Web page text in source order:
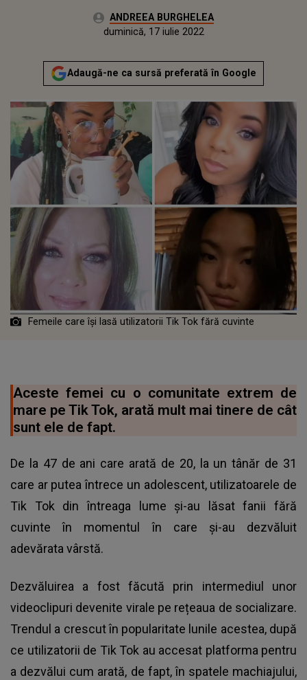
Autor:ANDREEA BURGHELEA
vineri, 11 decembrie 2020Actualizat:
duminică, 17 iulie 2022
Adaugă-ne ca sursă preferată în Google
Femeile care își lasă utilizatorii Tik Tok fără cuvinte
Aceste femei cu o comunitate extrem de
mare pe Tik Tok, arată mult mai tinere de cât
sunt ele de fapt.
De la 47 de ani care arată de 20, la un tânăr de 31
care ar putea întrece un adolescent, utilizatoarele de
Tik Tok din întreaga lume și-au lăsat fanii fără
cuvinte în momentul în care și-au dezvăluit
adevărata vârstă.
Dezvăluirea a fost făcută prin intermediul unor
videoclipuri devenite virale pe rețeaua de socializare.
Trendul a crescut în popularitate lunile acestea, după
ce utilizatorii de Tik Tok au accesat platforma pentru
a dezvălui cum arată, de fapt, în spatele machiajului,